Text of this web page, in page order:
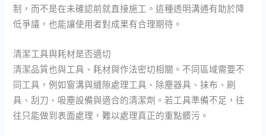
制，而不是在未確認前就直接施工。這種透明溝通有助於降
低爭議，也能讓使用者對成果有合理期待。
清潔工具與耗材是否適切
清潔品質也與工具、耗材與作法密切相關。不同區域需要不
同工具，例如窗溝與縫隙處理工具、除塵器具、抹布、刷
具、刮刀、吸塵設備與適合的清潔劑。若工具準備不足，往
往只能做到表面處理，難以處理真正的重點髒污。